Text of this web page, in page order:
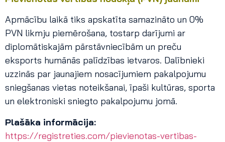
Apmācību laikā tiks apskatīta samazināto un 0%
PVN likmju piemērošana, tostarp darījumi ar
diplomātiskajām pārstāvniecībām un preču
eksports humānās palīdzības ietvaros. Dalībnieki
uzzinās par jaunajiem nosacījumiem pakalpojumu
sniegšanas vietas noteikšanai, īpaši kultūras, sporta
un elektroniski sniegto pakalpojumu jomā.
Plašāka informācija:
https://registreties.com/pievienotas-vertibas-